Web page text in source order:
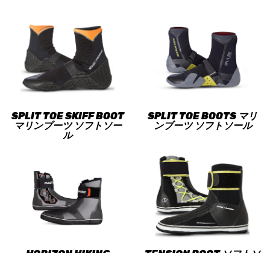
SPLIT TOE SKIFF BOOT
マリンブーツ ソフトソー
ル
SPLIT TOE BOOTS マリ
ンブーツ ソフトソール